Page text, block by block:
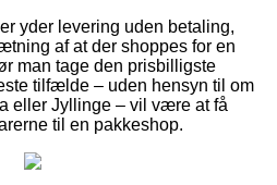
yder levering uden betaling,
af at der shoppes for en
man tage den prisbilligste
tilfælde – uden hensyn til om
eller Jyllinge – vil være at få
til en pakkeshop.